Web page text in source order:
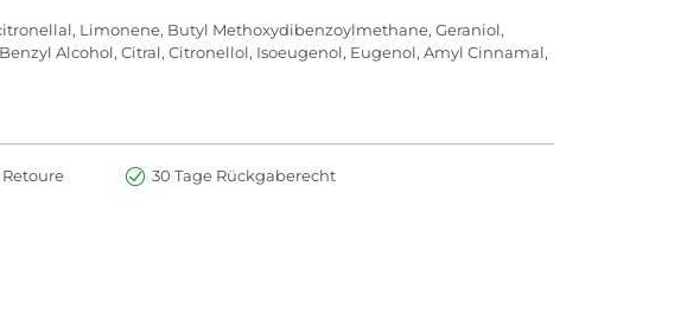
Limonene, Butyl Methoxydibenzoylmethane, Geraniol,
Alcohol, Citral, Citronellol, Isoeugenol, Eugenol, Amyl Cinnamal,
30 Tage Rückgaberecht